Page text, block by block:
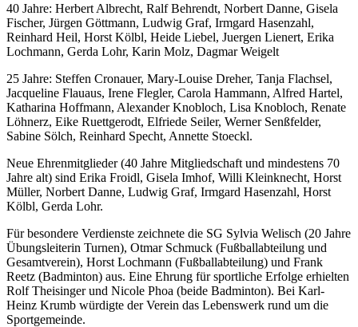
40 Jahre: Herbert Albrecht, Ralf Behrendt, Norbert Danne, Gisela
Fischer, Jürgen Göttmann, Ludwig Graf, Irmgard Hasenzahl,
Reinhard Heil, Horst Kölbl, Heide Liebel, Juergen Lienert, Erika
Lochmann, Gerda Lohr, Karin Molz, Dagmar Weigelt
25 Jahre: Steffen Cronauer, Mary-Louise Dreher, Tanja Flachsel,
Jacqueline Flauaus, Irene Flegler, Carola Hammann, Alfred Hartel,
Katharina Hoffmann, Alexander Knobloch, Lisa Knobloch, Renate
Löhnerz, Eike Ruettgerodt, Elfriede Seiler, Werner Senßfelder,
Sabine Sölch, Reinhard Specht, Annette Stoeckl.
Neue Ehrenmitglieder (40 Jahre Mitgliedschaft und mindestens 70
Jahre alt) sind Erika Froidl, Gisela Imhof, Willi Kleinknecht, Horst
Müller, Norbert Danne, Ludwig Graf, Irmgard Hasenzahl, Horst
Kölbl, Gerda Lohr.
Für besondere Verdienste zeichnete die SG Sylvia Welisch (20 Jahre
Übungsleiterin Turnen), Otmar Schmuck (Fußballabteilung und
Gesamtverein), Horst Lochmann (Fußballabteilung) und Frank
Reetz (Badminton) aus. Eine Ehrung für sportliche Erfolge erhielten
Rolf Theisinger und Nicole Phoa (beide Badminton). Bei Karl-
Heinz Krumb würdigte der Verein das Lebenswerk rund um die
Sportgemeinde.